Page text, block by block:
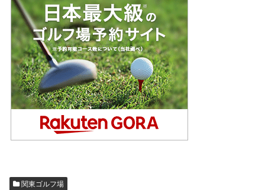
関東ゴルフ場